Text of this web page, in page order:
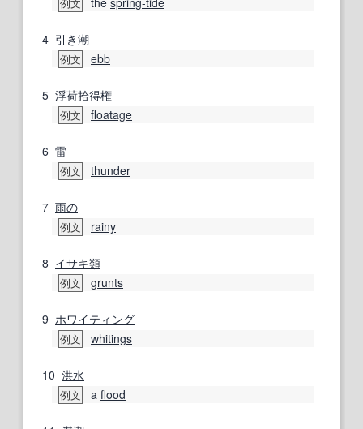
例文
4 引き潮
例文 ebb
5 浮荷拾得権
例文 floatage
6 雷
例文 thunder
7 雨の
例文 rainy
8 イサキ類
例文 grunts
9 ホワイティング
例文 whitings
10 洪水
例文 a flood